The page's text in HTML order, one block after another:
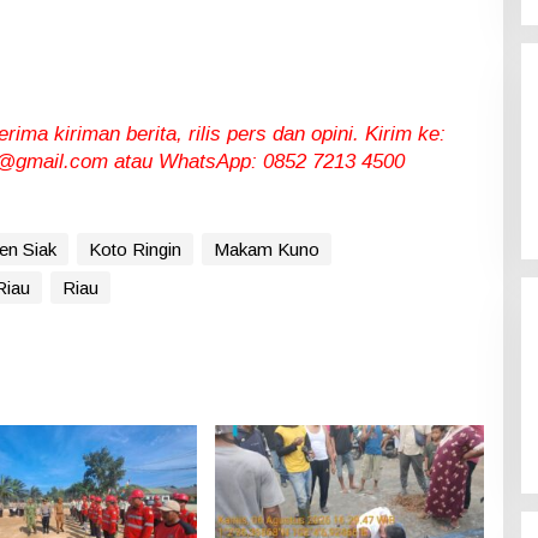
kiriman berita, rilis pers dan opini. Kirim ke:
atau WhatsApp: 0852 7213 4500
Siak Koto Ringin
Makam Kuno
Riau